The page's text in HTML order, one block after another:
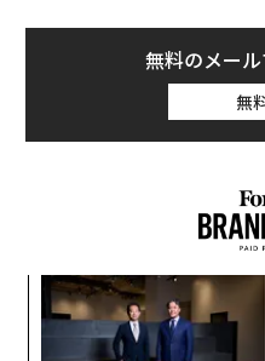
無料のメー
無